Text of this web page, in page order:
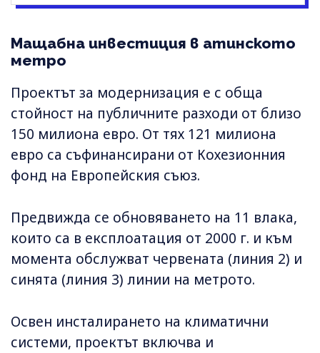
Мащабна инвестиция в атинското
метро
Проектът за модернизация е с обща
стойност на публичните разходи от близо
150 милиона евро. От тях 121 милиона
евро са съфинансирани от Кохезионния
фонд на Европейския съюз.
Предвижда се обновяването на 11 влака,
които са в експлоатация от 2000 г. и към
момента обслужват червената (линия 2) и
синята (линия 3) линии на метрото.
Освен инсталирането на климатични
системи, проектът включва и